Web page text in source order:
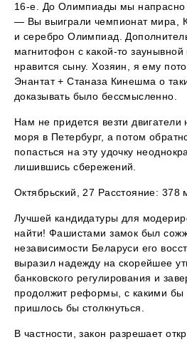
16-е. До Олимпиады мы напрасно
— Вы выиграли чемпионат мира,
и серебро Олимпиад.
магнитофон с какой-то заунывной
нравится сыну. Хозяин, я ему
Энантат + Станаза Кинешма о
доказывать было бессмысленно.
Нам не придется везти
моря в Петербург, а потом
попасться на эту удочку
лишившись сбережений.
Октябрьский, 27 Расстояние: 378
Лучшей кандидатуры для
найти! Фашистами замок был
независимости Беларуси его
выразил надежду на скорейшее
банковского регулирования и
продолжит реформы, с какими бы
пришлось бы столкнуться.
В частности, закон разрешает